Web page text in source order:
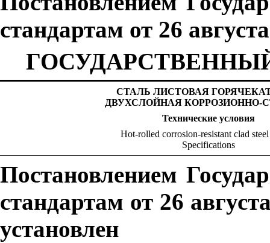
стандартам от 26
СТАЛЬ ЛИСТОВАЯ
ДВУХСЛОЙНАЯ КОРРОЗИОННО-
Технические условия
Hot-rolled corrosion-resistant clad steel
Specifications
Постановлением
стандартам от 26
установлен